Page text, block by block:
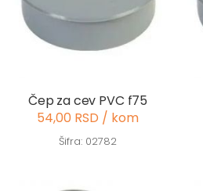
Čep za cev PVC f75
54,00 RSD / kom
Šifra: 02782